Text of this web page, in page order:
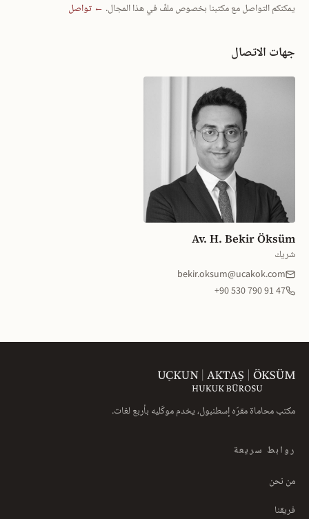
يمكنكم التواصل مع مكتبنا بخصوص ملفّ في هذا المجال. ← تواصل
جهات الاتصال
Av. H. Bekir Öksüm
شريك
bekir.oksum@ucakok.com
+90 530 790 91 47
مكتب محاماة مقرّه إسطنبول، يخدم موكّليه بأربع لغات.
روابط سريعة
من نحن
فريقنا